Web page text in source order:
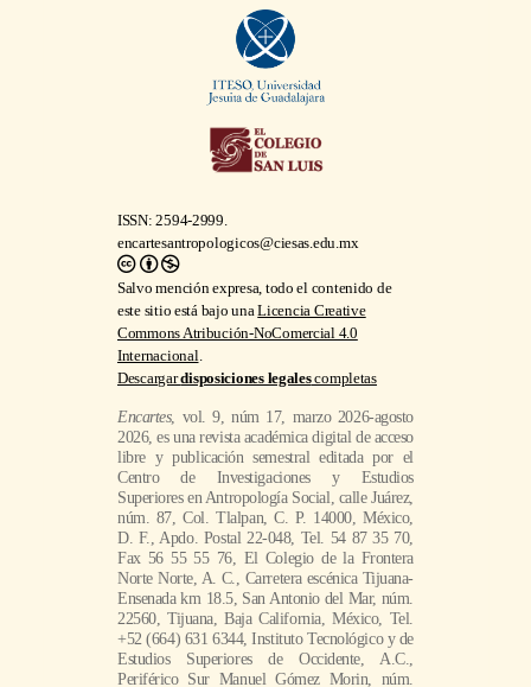
ISSN: 2594-2999.
encartesantropologicos@ciesas.edu.mx
Salvo mención expresa, todo el contenido de
este sitio está bajo unaLicencia Creative
Commons Atribución-NoComercial 4.0
Internacional.
Descargardisposiciones legalescompletas
Encartes, vol. 9, núm 17, marzo 2026-agosto
2026, es una revista académica digital de acceso
libre y publicación semestral editada por el
Centro de Investigaciones y Estudios
Superiores en Antropología Social, calle Juárez,
núm. 87, Col. Tlalpan, C. P. 14000, México,
D. F., Apdo. Postal 22-048, Tel. 54 87 35 70,
Fax 56 55 55 76, El Colegio de la Frontera
Norte Norte, A. C., Carretera escénica Tijuana-
Ensenada km 18.5, San Antonio del Mar, núm.
22560, Tijuana, Baja California, México, Tel.
+52 (664) 631 6344, Instituto Tecnológico y de
Estudios Superiores de Occidente, A.C.,
Periférico Sur Manuel Gómez Morin, núm.